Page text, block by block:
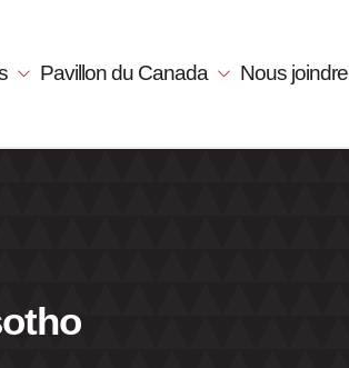
Pavillon du Canada Nous joindre